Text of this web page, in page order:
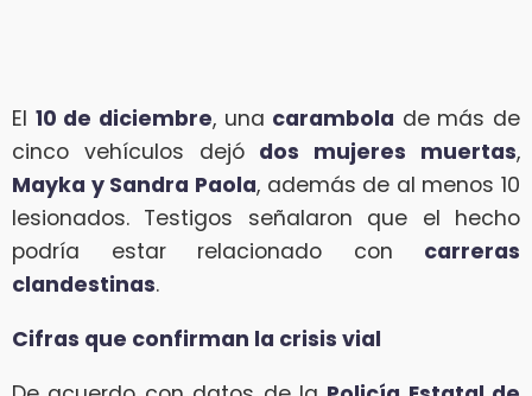
El 10 de diciembre, una carambola de más de
cinco vehículos dejó dos mujeres muertas,
Mayka y Sandra Paola, además de al menos 10
lesionados. Testigos señalaron que el hecho
podría estar relacionado con carreras
clandestinas.
Cifras que confirman la crisis vial